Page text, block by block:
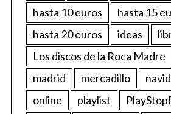
hasta 10 euros
hasta 15
hasta 20 euros
ideas
Los discos de la Roca Madre
madrid
mercadillo
online
playlist